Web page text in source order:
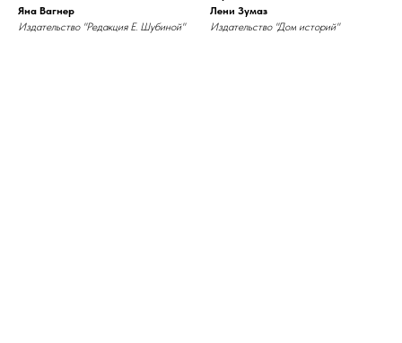
Яна Вагнер
Издательство "Редакция Е. Шубиной"
Лени Зумаз
Издательство "Дом историй"